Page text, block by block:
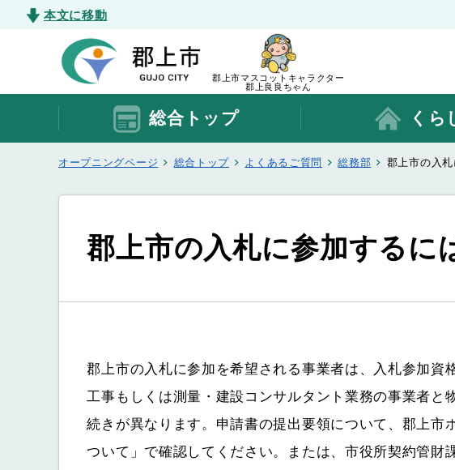
本文に移動
郡上市マスコットキャラクター
郡上良良ちゃん
総合トップ くら
オープニングページ 総合トップ よくあるご質問 総務部 郡上市の入
郡上市の入札に参加するに
郡上市の入札に参加を希望される事業者は、入札参加資
工事もしくは測量・建設コンサルタント業務の事業者と
続きが異なります。申請書の提出要領について、郡上市
ついて」で確認してください。または、市役所契約管財